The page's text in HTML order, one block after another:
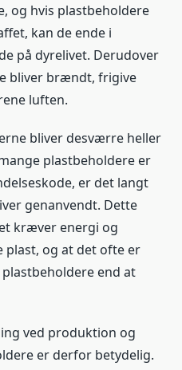
og hvis plastbeholdere
kan de ende i
på dyrelivet. Derudover
bliver brændt, frigive
luften.
bliver desværre heller
plastbeholdere er
er det langt
genanvendt. Dette
kræver energi og
plast, og at det ofte er
end at
ved produktion og
er derfor betydelig.